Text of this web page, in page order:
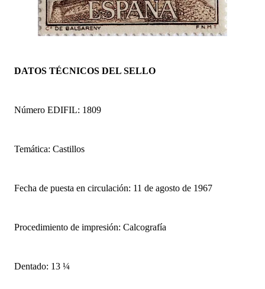
DATOS TÉCNICOS DEL SELLO
Número EDIFIL: 1809
Temática: Castillos
Fecha de puesta en circulación: 11 de agosto de 1967
Procedimiento de impresión: Calcografía
Dentado: 13 ¼